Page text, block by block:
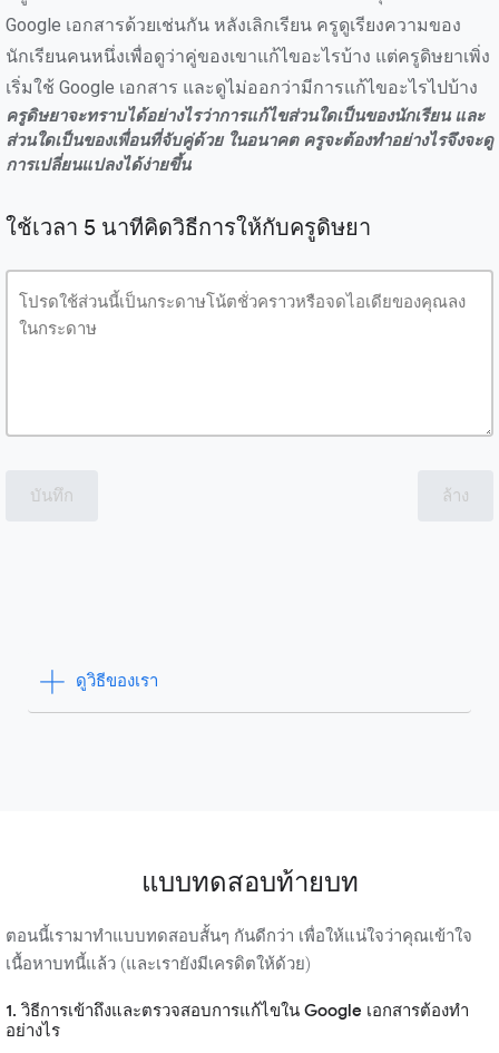
Google เอกสารด้วยเช่นกัน หลังเลิกเรียน ครูดูเรียงความของ
นักเรียนคนหนึ่งเพื่อดูว่าคู่ของเขาแก้ไขอะไรบ้าง แต่ครูดิษยาเพิ่ง
เริ่มใช้ Google เอกสาร และดูไม่ออกว่ามีการแก้ไขอะไรไปบ้าง
ครูดิษยาจะทราบได้อย่างไรว่าการแก้ไขส่วนใดเป็นของนักเรียน และ
ส่วนใดเป็นของเพื่อนที่จับคู่ด้วย ในอนาคต ครูจะต้องทำอย่างไรจึงจะดู
การเปลี่ยนแปลงได้ง่ายขึ้น
ใช้เวลา 5 นาทีคิดวิธีการให้กับครูดิษยา
บันทึก ล้าง
ดูวิธีของเรา
แบบทดสอบท้ายบท
ตอนนี้เรามาทำแบบทดสอบสั้นๆ กันดีกว่า เพื่อให้แน่ใจว่าคุณเข้าใจ
เนื้อหาบทนี้แล้ว (และเรายังมีเครดิตให้ด้วย)
1. วิธีการเข้าถึงและตรวจสอบการแก้ไขใน Google เอกสารต้องทำ
อย่างไร